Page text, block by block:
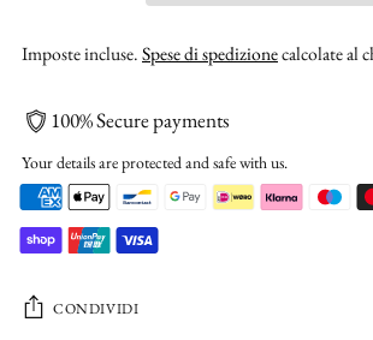
Imposte incluse.Spese di spedizionecalcolate al
100% Secure payments
Your details are protected and safe with us.
CONDIVIDI